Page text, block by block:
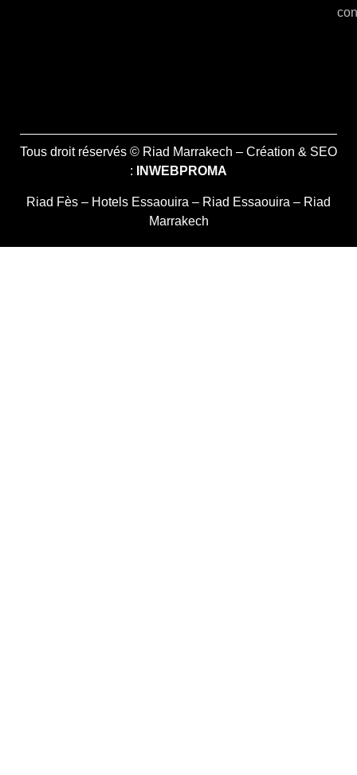
Tous droit réservés © Riad Marrakech – Création & SEO
:
INWEBPROMA
Riad Fès – Hotels Essaouira – Riad Essaouira – Riad
Marrakech